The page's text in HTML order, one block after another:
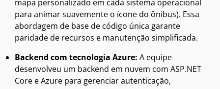
mapa personalizado em cada sistema operacional
para animar suavemente o ícone do ônibus). Essa
abordagem de base de código única garante
paridade de recursos e manutenção simplificada.
Backend com tecnologia Azure: A equipe
desenvolveu um backend em nuvem com ASP.NET
Core e Azure para gerenciar autenticação,